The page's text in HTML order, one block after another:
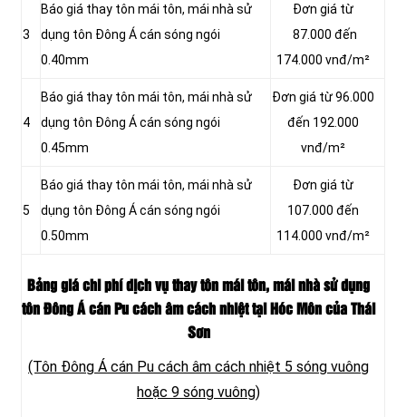
3
Báo giá thay tôn mái tôn, mái nhà sử
dụng tôn Đông Á cán sóng ngói
0.40mm
Đơn giá từ
87.000 đến
174.000 vnđ/m²
4
Báo giá thay tôn mái tôn, mái nhà sử
dụng tôn Đông Á cán sóng ngói
0.45mm
Đơn giá từ 96.000
đến 192.000
vnđ/m²
5
Báo giá thay tôn mái tôn, mái nhà sử
dụng tôn Đông Á cán sóng ngói
0.50mm
Đơn giá từ
107.000 đến
114.000 vnđ/m²
Bảng giá chi phí dịch vụ thay tôn mái tôn, mái nhà sử dụng
tôn Đông Á cán Pu cách âm cách nhiệt tại Hóc Môn của Thái
Sơn
(Tôn Đông Á cán Pu cách âm cách nhiệt 5 sóng vuông
hoặc 9 sóng vuông)